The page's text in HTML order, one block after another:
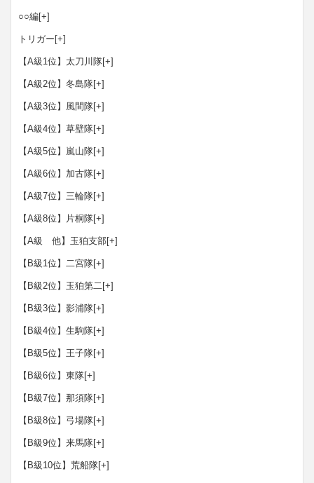
○○編[+]
トリガー [+]
【A級1位】太刀川隊[+]
【A級2位】冬島隊[+]
【A級3位】風間隊[+]
【A級4位】草壁隊[+]
【A級5位】嵐山隊[+]
【A級6位】加古隊[+]
【A級7位】三輪隊[+]
【A級8位】片桐隊[+]
【A級 他】玉狛支部[+]
【B級1位】二宮隊[+]
【B級2位】玉狛第二[+]
【B級3位】影浦隊[+]
【B級4位】生駒隊[+]
【B級5位】王子隊[+]
【B級6位】東隊[+]
【B級7位】那須隊[+]
【B級8位】弓場隊[+]
【B級9位】来馬隊[+]
【B級10位】荒船隊[+]